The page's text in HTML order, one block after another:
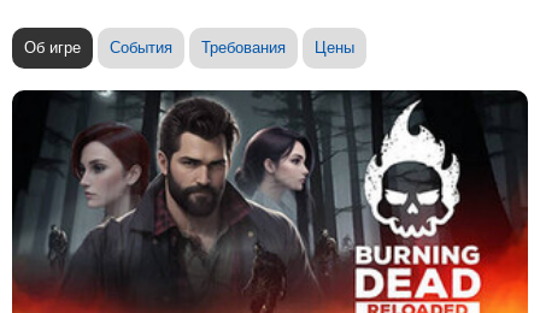
Об игре События Требования Цены